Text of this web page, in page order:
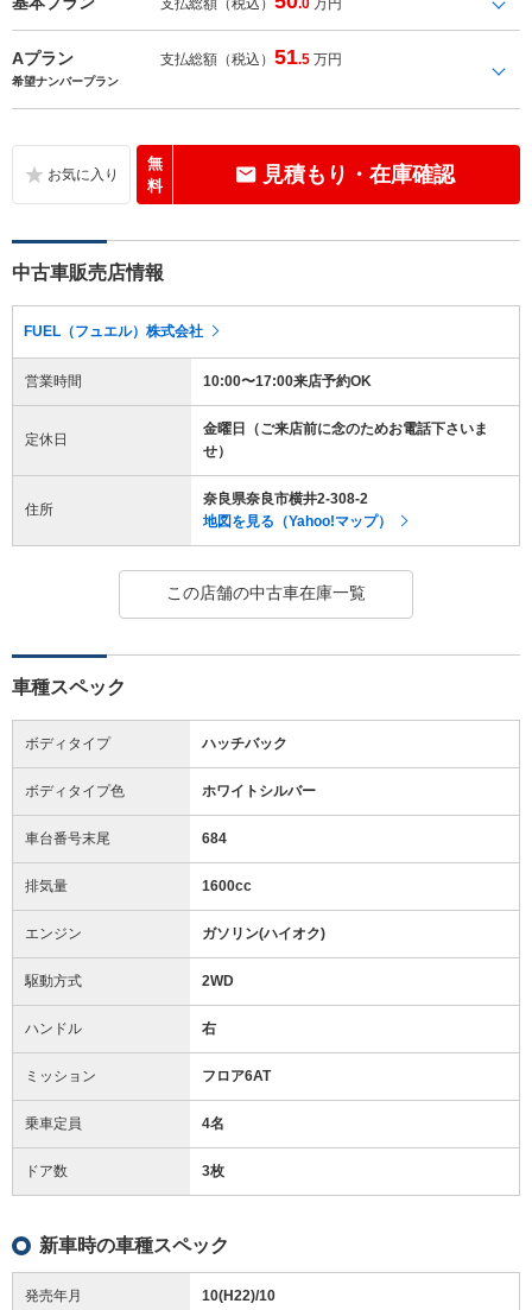
Aプラン 支払総額（税込）51.5 万円
希望ナンバープラン
無
料
見積もり・在庫確認
中古車販売店情報
FUEL（フュエル）株式会社
営業時間 10:00〜17:00来店予約OK
定休日
金曜日（ご来店前に念のためお電話下さいま
せ）
住所
奈良県奈良市横井2-308-2
地図を見る（Yahoo!マップ）
この店舗の中古車在庫一覧
車種スペック
ボディタイプ ハッチバック
ボディタイプ色 ホワイトシルバー
車台番号末尾 684
排気量 1600cc
エンジン ガソリン(ハイオク)
駆動方式 2WD
ハンドル 右
ミッション フロア6AT
乗車定員 4名
ドア数 3枚
新車時の車種スペック
発売年月 10(H22)/10